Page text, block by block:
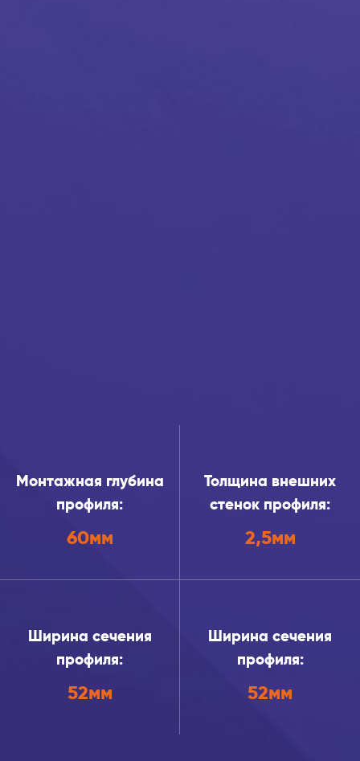
Монтажная глубина
профиля:
60мм
Толщина внешних
стенок профиля:
2,5мм
Ширина сечения
профиля:
52мм
Ширина сечения
профиля:
52мм